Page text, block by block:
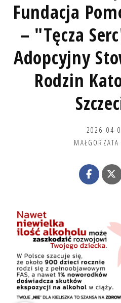
Fundacja
– "Tęcza
Adopcyjny
Rodzin
2026-04-